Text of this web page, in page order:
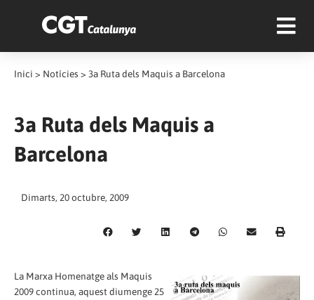
Inici > Notícies > 3a Ruta dels Maquis a Barcelona
3a Ruta dels Maquis a
Barcelona
Dimarts, 20 octubre, 2009
La Marxa Homenatge als Maquis
2009 continua, aquest diumenge 25